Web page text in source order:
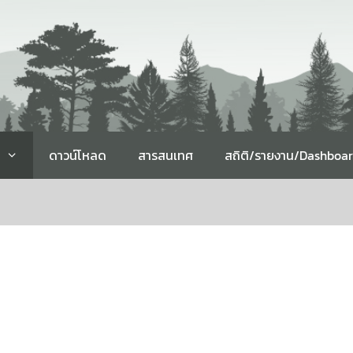
ดาวน์โหลด สารสนเทศ สถิติ/รายงาน/